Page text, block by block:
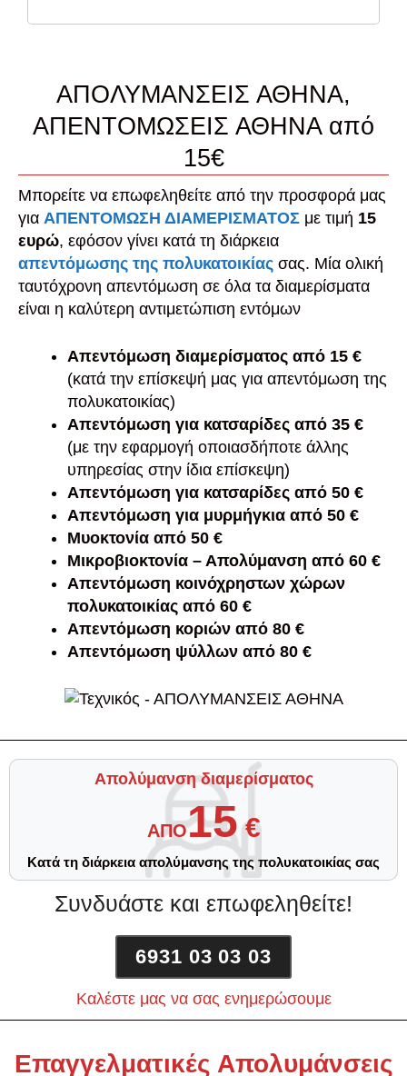
ΑΠΟΛΥΜΑΝΣΕΙΣ ΑΘΗΝΑ,
ΑΠΕΝΤΟΜΩΣΕΙΣ ΑΘΗΝΑ από
15€
Μπορείτε να επωφεληθείτε από την προσφορά μας
για ΑΠΕΝΤΟΜΩΣΗ ΔΙΑΜΕΡΙΣΜΑΤΟΣ με τιμή 15
ευρώ, εφόσον γίνει κατά τη διάρκεια
απεντόμωσης της πολυκατοικίας σας. Μία ολική
ταυτόχρονη απεντόμωση σε όλα τα διαμερίσματα
είναι η καλύτερη αντιμετώπιση εντόμων
Απεντόμωση διαμερίσματος από 15 €
(κατά την επίσκεψή μας για απεντόμωση της
πολυκατοικίας)
Απεντόμωση για κατσαρίδες από 35 €
(με την εφαρμογή οποιασδήποτε άλλης
υπηρεσίας στην ίδια επίσκεψη)
Απεντόμωση για κατσαρίδες από 50 €
Απεντόμωση για μυρμήγκια από 50 €
Μυοκτονία από 50 €
Μικροβιοκτονία – Απολύμανση από 60 €
Απεντόμωση κοινόχρηστων χώρων
πολυκατοικίας από 60 €
Απεντόμωση κοριών από 80 €
Απεντόμωση ψύλλων από 80 €
Απολύμανση διαμερίσματος
ΑΠΟ15€
Κατά τη διάρκεια απολύμανσης της πολυκατοικίας σας
Συνδυάστε και επωφεληθείτε!
6931 03 03 03
Καλέστε μας να σας ενημερώσουμε
Επαγγελματικές Απολυμάνσεις